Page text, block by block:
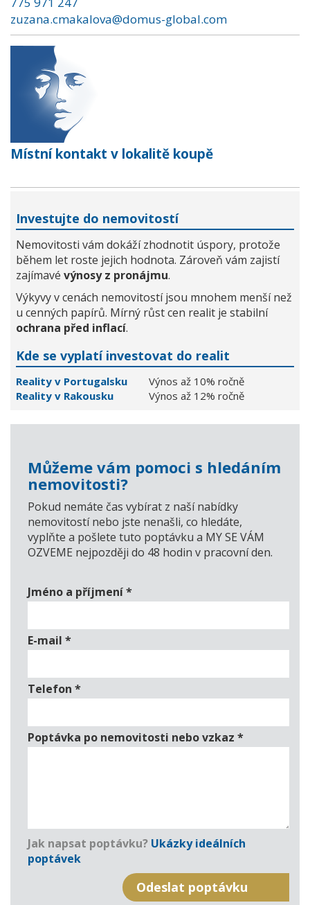
zuzana.cmakalova@domus-global.com
Místní kontakt v lokalitě koupě
Investujte do nemovitostí
Nemovitosti vám dokáží zhodnotit úspory, protože
během let roste jejich hodnota. Zároveň vám zajistí
zajímavé výnosy z pronájmu.
Výkyvy v cenách nemovitostí jsou mnohem menší než
u cenných papírů. Mírný růst cen realit je stabilní
ochrana před inflací.
Kde se vyplatí investovat do realit
Reality v Portugalsku
Výnos až 10% ročně
Reality v Rakousku
Výnos až 12% ročně
Můžeme vám pomoci s hledáním
nemovitosti?
Pokud nemáte čas vybírat z naší nabídky
nemovitostí nebo jste nenašli, co hledáte,
vyplňte a pošlete tuto poptávku a MY SE VÁM
OZVEME nejpozději do 48 hodin v pracovní den.
Jméno a příjmení*
E-mail *
Telefon *
Poptávka po nemovitosti nebo vzkaz *
Jak napsat poptávku? Ukázky ideálních
poptávek